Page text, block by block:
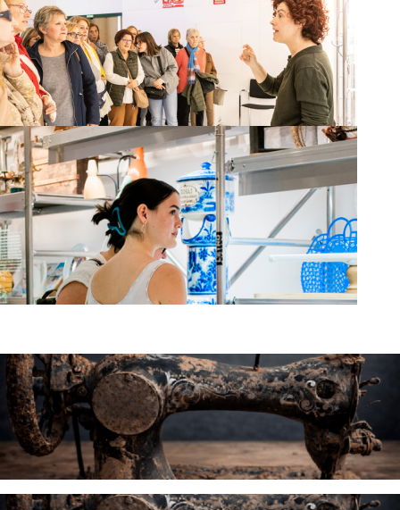
Activitats complementàries a Solsida
Visites guiades
Visita L'ETNO